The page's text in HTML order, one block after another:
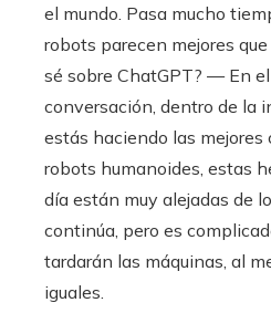
el mundo. Pasa mucho
robots parecen mejores
sé sobre ChatGPT? — En
conversación, dentro de la
estás haciendo las mejores
robots humanoides, estas
día están muy alejadas de
continúa, pero es
tardarán las máquinas, al
iguales.